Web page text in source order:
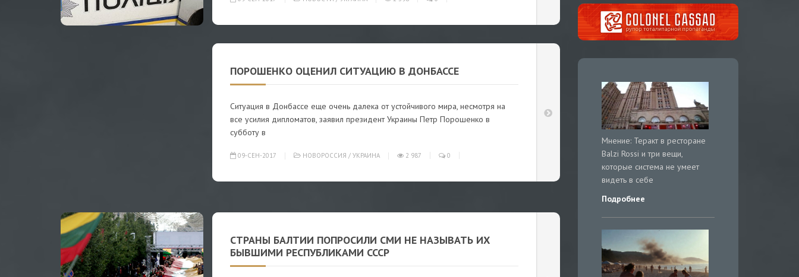
ПОРОШЕНКО ОЦЕНИЛ СИТУАЦИЮ В ДОНБАССЕ
Ситуация в Донбассе еще очень далека от устойчивого мира, несмотря на
все усилия дипломатов, заявил президент Украины Петр Порошенко в
субботу в
09-СЕН-2017 НОВОРОССИЯ / УКРАИНА 2 987 0
СТРАНЫ БАЛТИИ ПОПРОСИЛИ СМИ НЕ НАЗЫВАТЬ ИХ
БЫВШИМИ РЕСПУБЛИКАМИ СССР
Мнение: Теракт в ресторане
Balzi Rossi и три вещи,
которые система не умеет
видеть в себе
Подробнее